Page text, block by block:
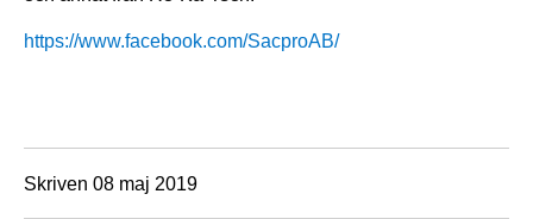
https://www.facebook.com/SacproAB/
Skriven 08 maj 2019